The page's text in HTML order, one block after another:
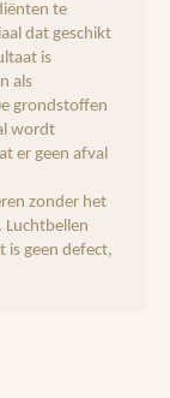
te
dat geschikt
is
als
grondstoffen
wordt
er geen afval
zonder het
Luchtbellen
is geen defect,